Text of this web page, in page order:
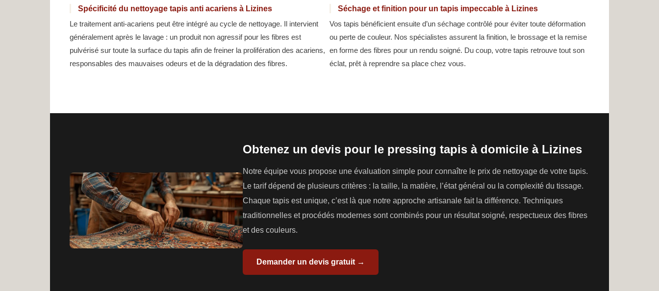
Spécificité du nettoyage tapis anti acariens à Lizines
Le traitement anti-acariens peut être intégré au cycle de nettoyage. Il intervient
généralement après le lavage : un produit non agressif pour les fibres est
pulvérisé sur toute la surface du tapis afin de freiner la prolifération des acariens,
responsables des mauvaises odeurs et de la dégradation des fibres.
Séchage et finition pour un tapis impeccable à Lizines
Vos tapis bénéficient ensuite d’un séchage contrôlé pour éviter toute déformation
ou perte de couleur. Nos spécialistes assurent la finition, le brossage et la remise
en forme des fibres pour un rendu soigné. Du coup, votre tapis retrouve tout son
éclat, prêt à reprendre sa place chez vous.
Obtenez un devis pour le pressing tapis à domicile à Lizines
Notre équipe vous propose une évaluation simple pour connaître le prix de nettoyage de votre tapis.
Le tarif dépend de plusieurs critères : la taille, la matière, l’état général ou la complexité du tissage.
Chaque tapis est unique, c’est là que notre approche artisanale fait la différence. Techniques
traditionnelles et procédés modernes sont combinés pour un résultat soigné, respectueux des fibres
et des couleurs.
Demander un devis gratuit →